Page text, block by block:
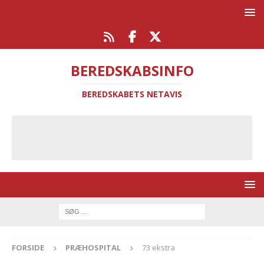
BEREDSKABSINFO
BEREDSKABETS NETAVIS
FORSIDE PRÆHOSPITAL
73 ekstra